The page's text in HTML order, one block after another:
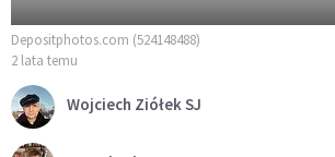
Depositphotos.com (524148488)
2 lata temu
Wojciech Ziółek SJ